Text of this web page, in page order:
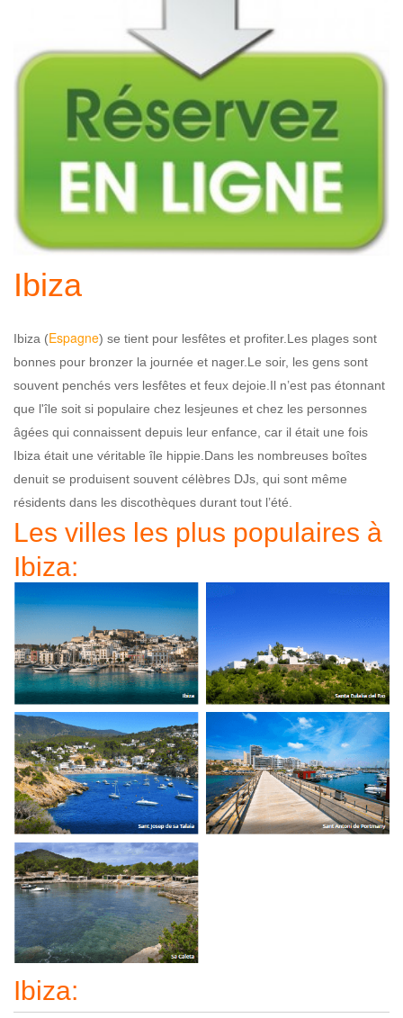
Ibiza
Ibiza (Espagne) se tient pour lesfêtes et profiter.Les plages sont
bonnes pour bronzer la journée et nager.Le soir, les gens sont
souvent penchés vers lesfêtes et feux dejoie.Il n’est pas étonnant
que l'île soit si populaire chez lesjeunes et chez les personnes
âgées qui connaissent depuis leur enfance, car il était une fois
Ibiza était une véritable île hippie.Dans les nombreuses boîtes
denuit se produisent souvent célèbres DJs, qui sont même
résidents dans les discothèques durant tout l’été.
Les villes les plus populaires à
Ibiza:
Ibiza: